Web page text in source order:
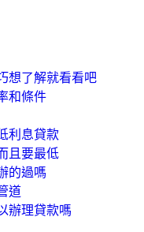
想了解就看看吧
和條件
利息貸款
且要最低
的過嗎
道
辦理貸款嗎